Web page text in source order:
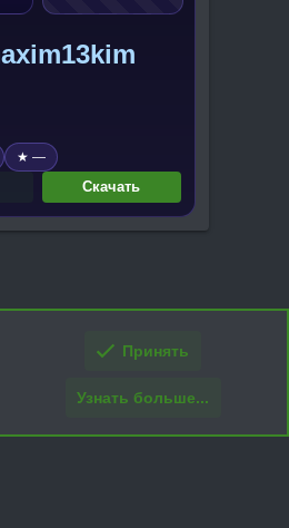
★ —
Скачать
Главная
R
S
Принять
Узнать больше...